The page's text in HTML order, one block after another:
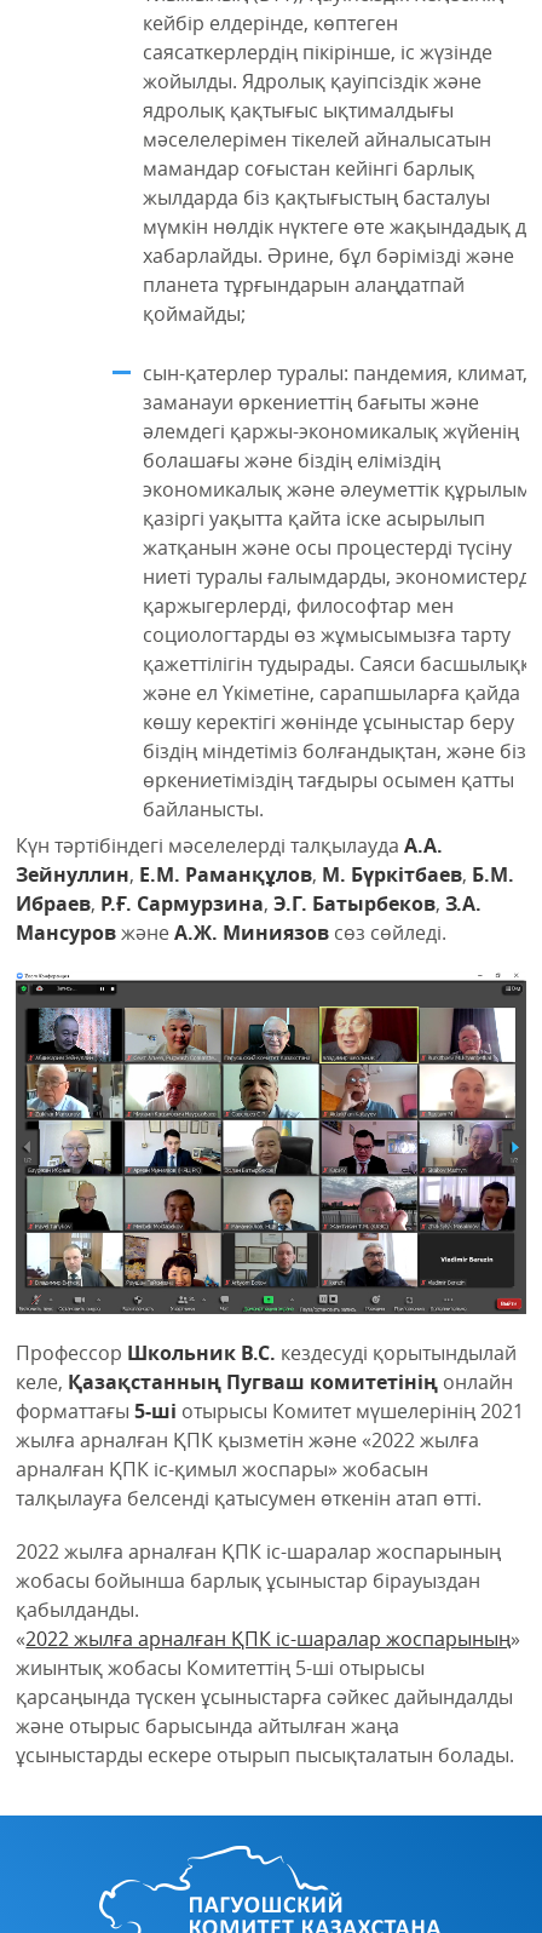
кейбір елдерінде, көптеген
саясаткерлердің пікірінше, іс жүзінде
жойылды. Ядролық қауіпсіздік және
ядролық қақтығыс ықтималдығы
мәселелерімен тікелей айналысатын
мамандар соғыстан кейінгі барлық
жылдарда біз қақтығыстың басталуы
мүмкін нөлдік нүктеге өте жақындадық
хабарлайды. Әрине, бұл бәрімізді және
планета тұрғындарын алаңдатпай
қоймайды;
сын-қатерлер туралы: пандемия, климат,
заманауи өркениеттің бағыты және
әлемдегі қаржы-экономикалық жүйенің
болашағы және біздің еліміздің
экономикалық және әлеуметтік
қазіргі уақытта қайта іске асырылып
жатқанын және осы процестерді түсіну
ниеті туралы ғалымдарды, экономистерді,
қаржыгерлерді, философтар мен
социологтарды өз жұмысымызға тарту
қажеттілігін тудырады. Саяси басшылыққа
және ел Үкіметіне, сарапшыларға қайда
көшу керектігі жөнінде ұсыныстар беру
біздің міндетіміз болғандықтан, және
өркениетіміздің тағдыры осымен қатты
байланысты.
Күн тәртібіндегі мәселелерді талқылауда А.А.
Зейнуллин, Е.М. Раманқұлов, М. Бүркітбаев, Б.М.
Ибраев, Р.Ғ. Сармурзина,Э.Г. Батырбеков,З.А.
МансуровжәнеА.Ж. Миниязов сөз сөйледі.
Профессор Школьник В.С. кездесуді қорытындылай
келе, Қазақстанның Пугваш комитетінің онлайн
форматтағы5-ші отырысы Комитет мүшелерінің 2021
жылға арналған ҚПК қызметін және «2022 жылға
арналған ҚПК іс-қимыл жоспары» жобасын
талқылауға белсенді қатысумен өткенін атап өтті.
2022 жылға арналған ҚПК іс-шаралар жоспарының
жобасы бойынша барлық ұсыныстар бірауыздан
қабылданды.
«2022 жылға арналған ҚПК іс-шаралар жоспарының»
жиынтық жобасы Комитеттің 5-ші отырысы
қарсаңында түскен ұсыныстарға сәйкес дайындалды
және отырыс барысында айтылған жаңа
ұсыныстарды ескере отырып пысықталатын болады.